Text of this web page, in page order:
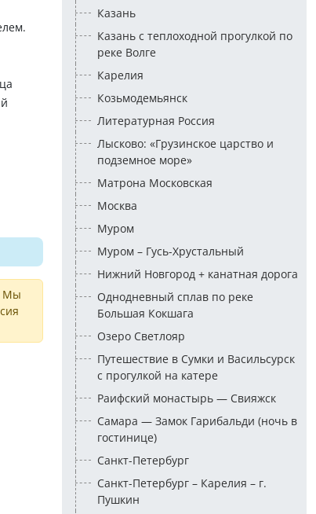
Мы
Казань
Казань с теплоходной прогулкой по
реке Волге
Карелия
Козьмодемьянск
Литературная Россия
Лысково: «Грузинское царство и
подземное море»
Матрона Московская
Москва
Муром
Муром – Гусь-Хрустальный
Нижний Новгород + канатная дорога
Однодневный сплав по реке
Большая Кокшага
Озеро Светлояр
Путешествие в Сумки и Васильсурск
с прогулкой на катере
Раифский монастырь — Свияжск
Самара — Замок Гарибальди (ночь в
гостинице)
Санкт-Петербург
Санкт-Петербург – Карелия – г.
Пушкин